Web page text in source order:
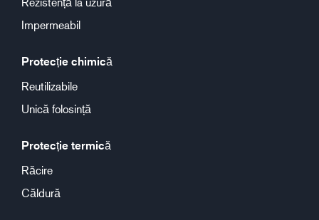
Impermeabil
Protecție chimică
Reutilizabile
Unică folosință
Protecție termică
Răcire
Căldură